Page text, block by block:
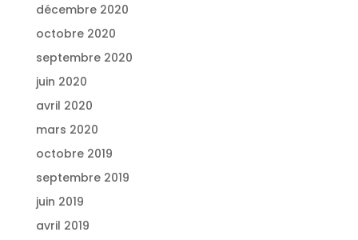
décembre 2020
octobre 2020
septembre 2020
juin 2020
avril 2020
mars 2020
octobre 2019
septembre 2019
juin 2019
avril 2019